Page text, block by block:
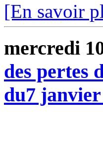
[En savoir
mercredi
des pertes
du7